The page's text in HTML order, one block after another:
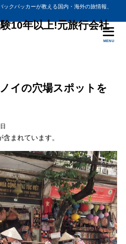
クパッカーが教える国内・海外の旅情報、
10年以上!元旅行会社
MENU
イの穴場スポットを
まれています。
・バー 69BAR
Lake)に着きました
山祠に行ってみた
屋さん
です
子です
です